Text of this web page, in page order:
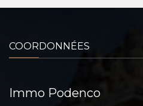
COORDONNÉES
Immo Podenco